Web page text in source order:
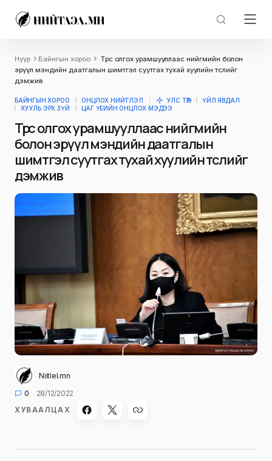
Нүүр Байнгын хороо
Төрөөс олгох урамшууллаас нийгмийн болон
эрүүл мэндийн даатгалын шимтгэл суутгах тухай хуулийн төслийг
дэмжив
БАЙНГЫН ХОРОО ОНЦЛОХ НИЙТЛЭЛ УЛС ТӨР
ҮЙЛ ЯВДАЛ
ХУУЛЬ ЭРХ ЗҮЙ
ЦАГ ҮЕИЙН ОНЦЛОХ МЭДЭЭ
Төрөөс олгох урамшууллаас нийгмийн
болон эрүүл мэндийн даатгалын
шимтгэл суутгах тухай хуулийн төслийг
дэмжив
Niitlel.mn
0
28/12/2022
ХУВААЛЦАХ